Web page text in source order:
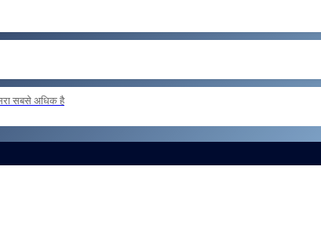
basis to formations outside the zone Reg
सबसे अधिक है